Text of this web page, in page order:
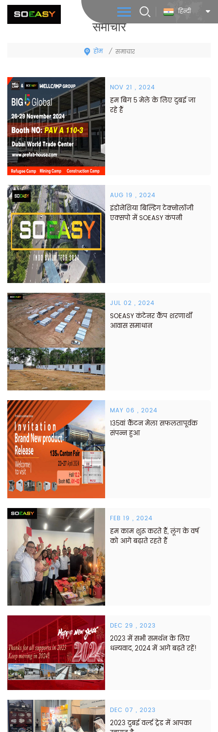
हिन्दी
समाचार
होम / समाचार
NOV 21 , 2024
हम बिग 5 मेले के लिए दुबई जा
रहे हैं
AUG 19 , 2024
इंडोनेशिया बिल्डिंग टेक्नोलॉजी
एक्सपो में SOEASY कंपनी
JUL 02 , 2024
SOEASY कंटेनर कैंप शरणार्थी
आवास समाधान
MAY 06 , 2024
135वां कैंटन मेला सफलतापूर्वक
संपन्न हुआ
FEB 19 , 2024
हम काम शुरू करते हैं, लूंग के वर्ष
को आगे बढ़ाते रहते हैं
DEC 29 , 2023
2023 में सभी समर्थन के लिए
धन्यवाद, 2024 में आगे बढ़ते रहें!
DEC 07 , 2023
2023 दुबई वर्ल्ड ट्रेड में आपका